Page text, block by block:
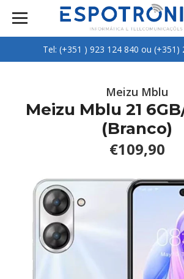
Tel: (+351 ) 923 124 840 ou (+351)
Meizu Mblu
Meizu Mblu 21
(Branco)
€109,90